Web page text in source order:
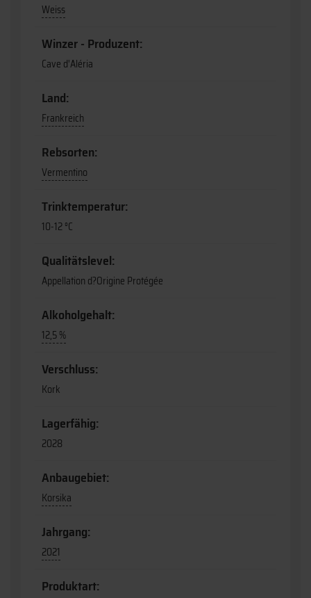
Weiss
Winzer - Produzent:
Cave d'Aléria
Land:
Frankreich
Rebsorten:
Vermentino
Trinktemperatur:
10-12 °C
Qualitätslevel:
Appellation d?Origine Protégée
Alkoholgehalt:
12,5 %
Verschluss:
Kork
Lagerfähig:
2028
Anbaugebiet:
Korsika
Jahrgang:
2021
Produktart: